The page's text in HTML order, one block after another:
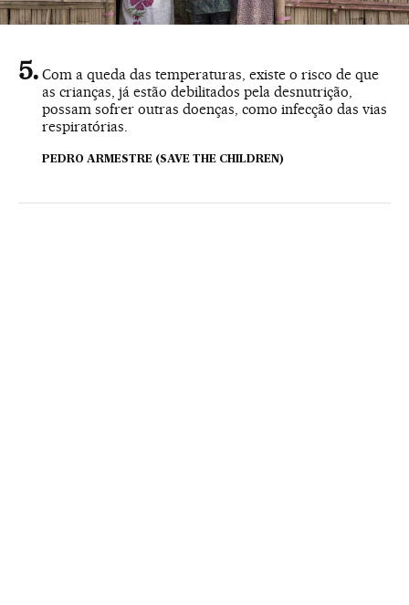
Com a queda das temperaturas, existe o risco de que
as crianças, já estão debilitados pela desnutrição,
possam sofrer outras doenças, como infecção das vias
respiratórias.
PEDRO ARMESTRE (SAVE THE CHILDREN)